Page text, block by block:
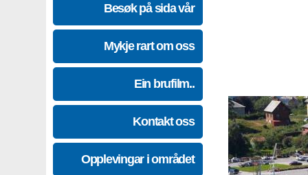
Besøk på sida vår
Mykje rart om oss
Ein brufilm..
Kontakt oss
Opplevingar i området